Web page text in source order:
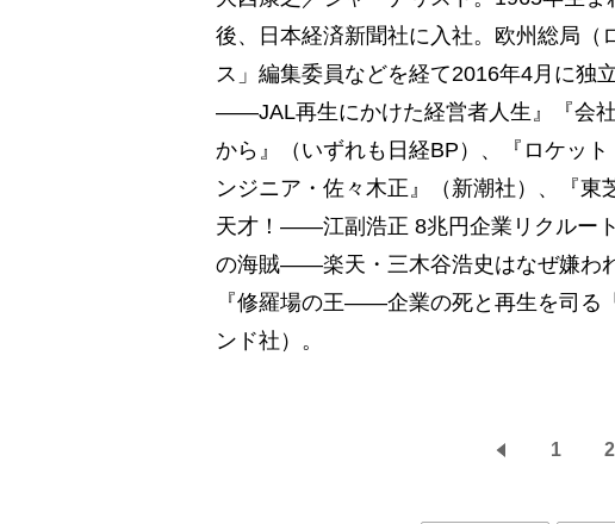
後、日本経済新聞社に入社。欧州総局（
ス」編集委員などを経て2016年4月に独
――JAL再生にかけた経営者人生』『会
から』（いずれも日経BP）、『ロケッ
ンジニア・佐々木正』（新潮社）、『
天才！――江副浩正 8兆円企業リクルー
の海賊――楽天・三木谷浩史はなぜ嫌わ
『修羅場の王――企業の死と再生を司る
ンド社）。
1 2